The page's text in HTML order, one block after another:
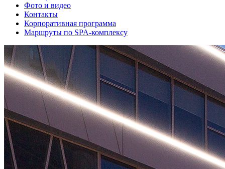
Фото и видео
Контакты
Корпоративная программа
Маршруты по SPA-комплексу